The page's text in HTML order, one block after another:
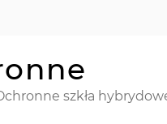
szkła